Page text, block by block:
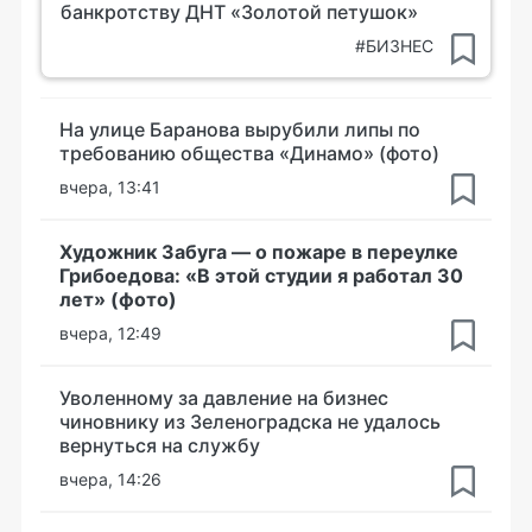
банкротству ДНТ «Золотой петушок»
#БИЗНЕС
На улице Баранова вырубили липы по
требованию общества «Динамо» (фото)
вчера, 13:41
Художник Забуга — о пожаре в переулке
Грибоедова: «В этой студии я работал 30
лет» (фото)
вчера, 12:49
Уволенному за давление на бизнес
чиновнику из Зеленоградска не удалось
вернуться на службу
вчера, 14:26